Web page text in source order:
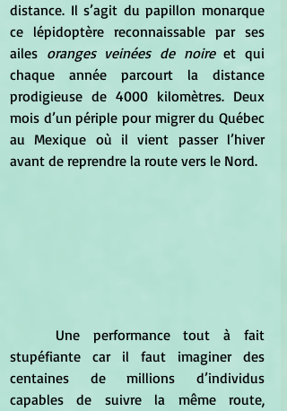
distance. Il s’agit du papillon monarque
ce lépidoptère reconnaissable par ses
ailes oranges veinées de noire et qui
chaque année parcourt la distance
prodigieuse de 4000 kilomètres. Deux
mois d’un périple pour migrer du Québec
au Mexique où il vient passer l’hiver
avant de reprendre la route vers le Nord.
Une performance tout à fait
stupéfiante car il faut imaginer des
centaines de millions d’individus
capables de suivre la même route,